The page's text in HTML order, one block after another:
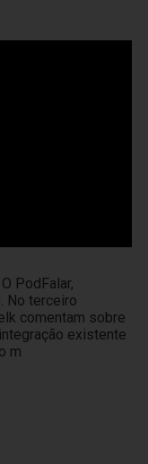
PodFalar,
No terceiro
comentam sobre
existente
m